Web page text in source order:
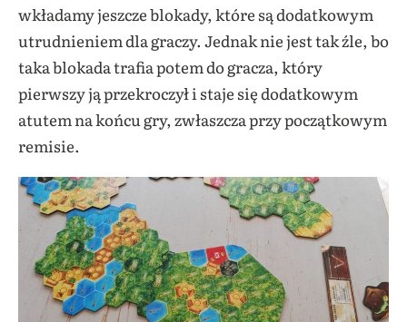
wkładamy jeszcze blokady, które są dodatkowym
utrudnieniem dla graczy. Jednak nie jest tak źle, bo
taka blokada trafia potem do gracza, który
pierwszy ją przekroczył i staje się dodatkowym
atutem na końcu gry, zwłaszcza przy początkowym
remisie.